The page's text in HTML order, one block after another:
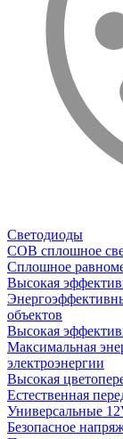
Светодиоды
COB сплошное
Сплошное
Высокая
объектов
Высокая
Максимальная
электроэнергии
Высокая
Естественная
Универсальные
Безопасное